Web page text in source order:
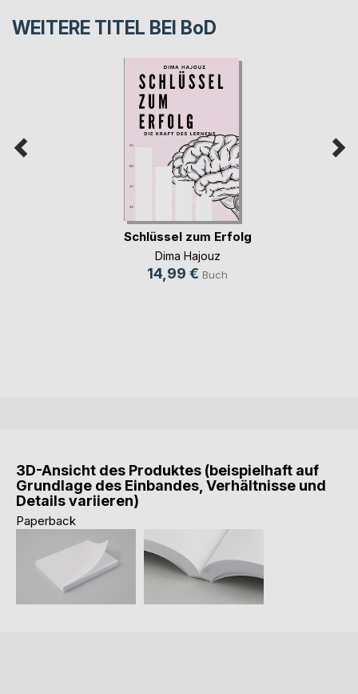
WEITERE TITEL BEI BoD
Schlüssel zum Erfolg
Dima Hajouz
14,99 € Buch
3D-Ansicht des Produktes (beispielhaft auf
Grundlage des Einbandes, Verhältnisse und
Details variieren)
Paperback